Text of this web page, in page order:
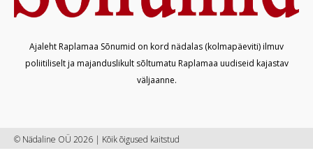
Ajaleht Raplamaa Sõnumid on kord nädalas (kolmapäeviti) ilmuv
poliitiliselt ja majanduslikult sõltumatu Raplamaa uudiseid kajastav
väljaanne.
© Nädaline OÜ 2026 | Kõik õigused kaitstud